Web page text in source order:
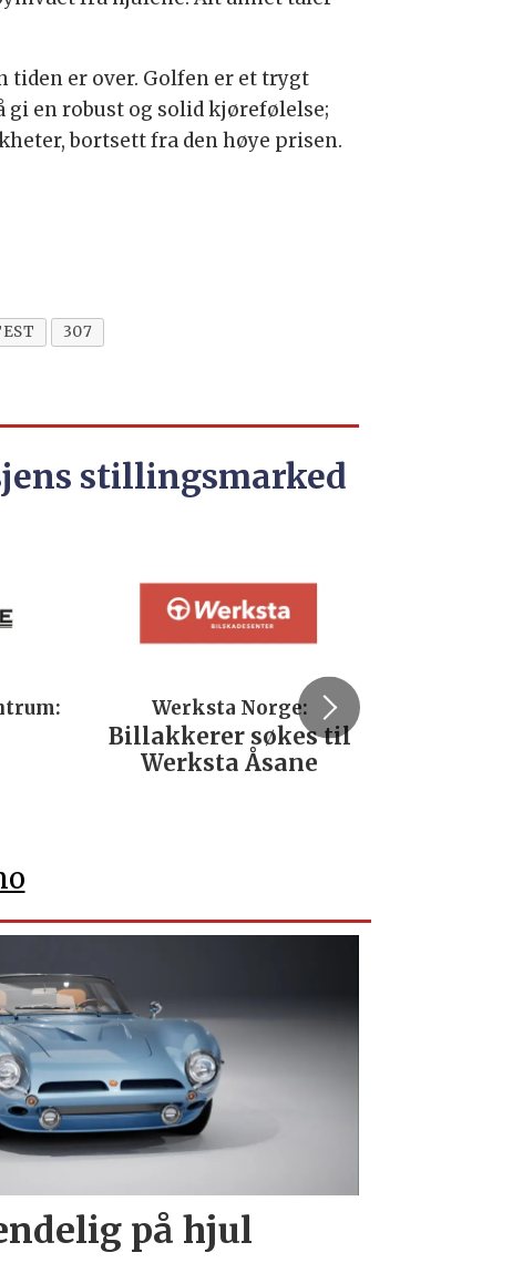
er over. Golfen er et trygt
en robust og solid kjørefølelse;
bortsett fra den høye prisen.
307
stillingsmarked
Werksta Norge:
Billakkerer søkes til
Werksta Åsane
på hjul